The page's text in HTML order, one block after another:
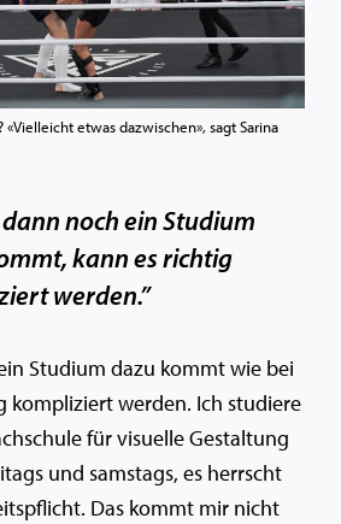
etwas dazwischen», sagt Sarina
noch ein Studium
kann es richtig
werden.”
Studium dazu kommt wie bei
kompliziert werden. Ich studiere
für visuelle Gestaltung
und samstags, es herrscht
Das kommt mir nicht